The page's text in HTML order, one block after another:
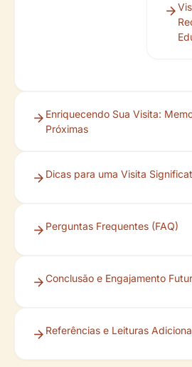
Enriquecendo Sua Visita:
Próximas
Dicas para uma Visita
Perguntas Frequentes (FAQ)
Conclusão e Engajamento
Referências e Leituras